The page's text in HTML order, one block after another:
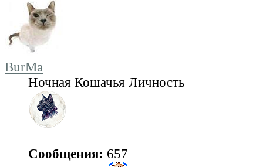
BurMa
Ночная Кошачья Личность
Сообщения: 657